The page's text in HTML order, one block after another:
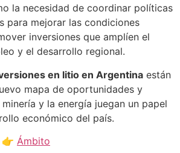
la necesidad de coordinar políticas
para mejorar las condiciones
inversiones que amplíen el
y el desarrollo regional.
en litio en Argentina están
mapa de oportunidades y
y la energía juegan un papel
económico del país.
👉 Ámbito